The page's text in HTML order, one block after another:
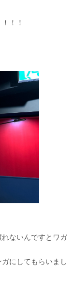
！！
ないんですとワガ
にしてもらいまし